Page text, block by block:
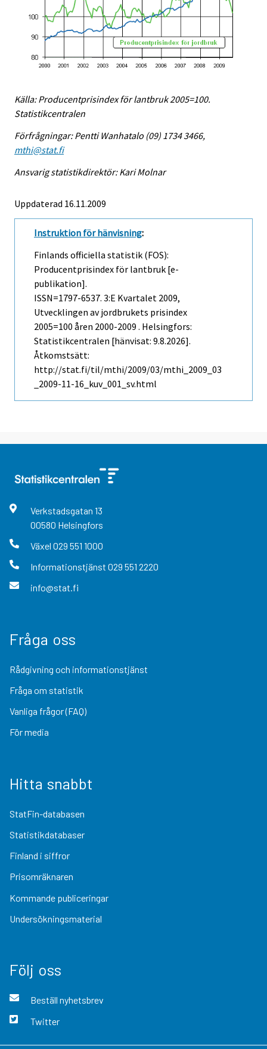
Källa: Producentprisindex för lantbruk 2005=100.
Statistikcentralen
Förfrågningar: Pentti Wanhatalo (09) 1734 3466,
mthi@stat.fi
Ansvarig statistikdirektör: Kari Molnar
Uppdaterad 16.11.2009
Instruktion för hänvisning:
Finlands officiella statistik (FOS):
Producentprisindex för lantbruk [e-
publikation].
ISSN=1797-6537. 3:e Kvartalet 2009,
Utvecklingen av jordbrukets prisindex
2005=100 åren 2000-2009 . Helsingfors:
Statistikcentralen [hänvisat: 9.8.2026].
Åtkomstsätt:
http://stat.fi/til/mthi/2009/03/mthi_2009_03
_2009-11-16_kuv_001_sv.html
Verkstadsgatan 13
00580 Helsingfors
Växel 029 551 1000
Informationstjänst 029 551 2220
info@stat.fi
Fråga oss
Rådgivning och informationstjänst
Fråga om statistik
Vanliga frågor (FAQ)
För media
Hitta snabbt
StatFin-databasen
Statistikdatabaser
Finland i siffror
Prisomräknaren
Kommande publiceringar
Undersökningsmaterial
Följ oss
Beställ nyhetsbrev
Twitter